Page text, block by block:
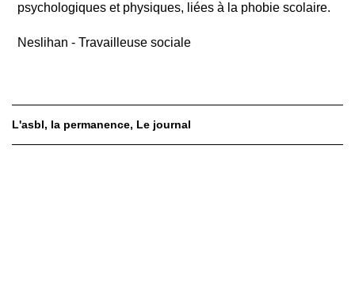
psychologiques et physiques, liées à la phobie scolaire.
Neslihan - Travailleuse sociale
L'asbl la permanence Le journal